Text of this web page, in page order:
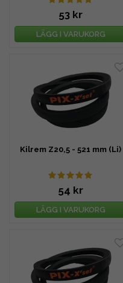
53 kr
LÄGG I VARUKORG
Kilrem Z20,5 - 521 mm (Li)
54 kr
LÄGG I VARUKORG